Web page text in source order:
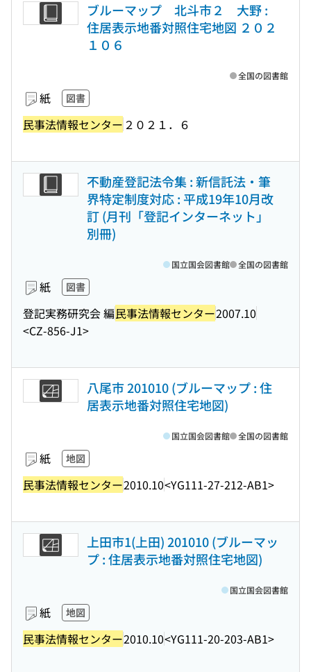
ブルーマップ 北斗市２ 大野 :
住居表示地番対照住宅地図 ２０２
１０６
紙 図書
民事法情報センター ２０２１．６
全国の図書館
不動産登記法令集 : 新信託法・筆
界特定制度対応 : 平成19年10月改
訂 (月刊「登記インターネット」
別冊)
紙 図書
登記実務研究会 編民事法情報センター2007.10
<CZ-856-J1>
国立国会図書館 全国の図書館
八尾市 201010 (ブルーマップ : 住
居表示地番対照住宅地図)
紙 地図
民事法情報センター2010.10<YG111-27-212-AB1>
国立国会図書館 全国の図書館
上田市1(上田) 201010 (ブルーマッ
プ : 住居表示地番対照住宅地図)
紙 地図
民事法情報センター2010.10<YG111-20-203-AB1>
国立国会図書館